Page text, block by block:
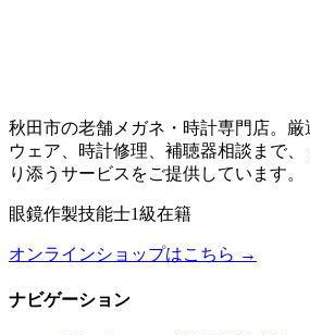
秋田市の老舗メガネ・時計専門店。厳
ウェア、時計修理、補聴器相談まで
り添うサービスをご提供しています。
眼鏡作製技能士1級在籍
オンラインショップはこちら →
ナビゲーション